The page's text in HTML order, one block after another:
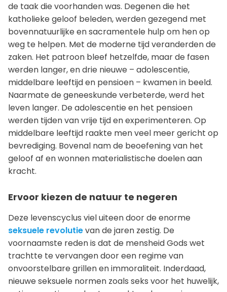
de taak die voorhanden was. Degenen die het
katholieke geloof beleden, werden gezegend met
bovennatuurlijke en sacramentele hulp om hen op
weg te helpen. Met de moderne tijd veranderden de
zaken. Het patroon bleef hetzelfde, maar de fasen
werden langer, en drie nieuwe – adolescentie,
middelbare leeftijd en pensioen – kwamen in beeld.
Naarmate de geneeskunde verbeterde, werd het
leven langer. De adolescentie en het pensioen
werden tijden van vrije tijd en experimenteren. Op
middelbare leeftijd raakte men veel meer gericht op
bevrediging. Bovenal nam de beoefening van het
geloof af en wonnen materialistische doelen aan
kracht.
Ervoor kiezen de natuur te negeren
Deze levenscyclus viel uiteen door de enorme
seksuele revolutievan de jaren zestig. De
voornaamste reden is dat de mensheid Gods wet
trachtte te vervangen door een regime van
onvoorstelbare grillen en immoraliteit. Inderdaad,
nieuwe seksuele normen zoals seks voor het huwelijk,